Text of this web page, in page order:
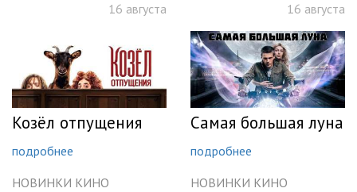
16 августа
Козёл отпущения
подробнее
16 августа
Самая большая луна
подробнее
НОВИНКИ КИНО
НОВИНКИ КИНО